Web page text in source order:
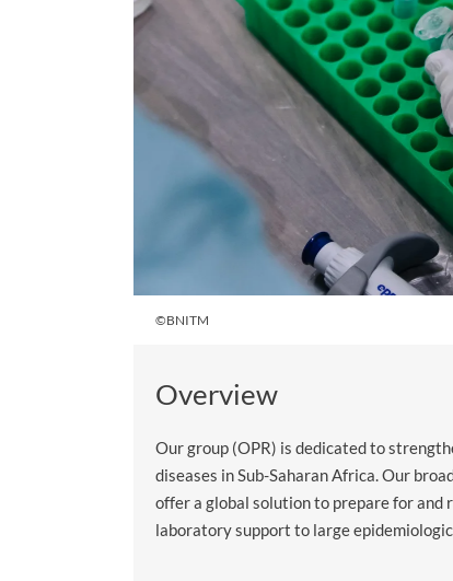
©BNITM
Overview
Our group (OPR) is dedicated to
diseases in Sub-Saharan Africa. Our
offer a global solution to prepare for and
laboratory support to large